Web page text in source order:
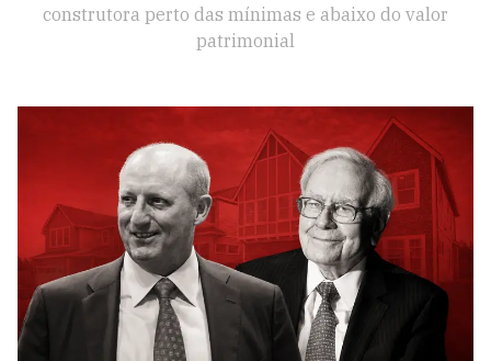
construtora perto das mínimas e abaixo do valor
patrimonial